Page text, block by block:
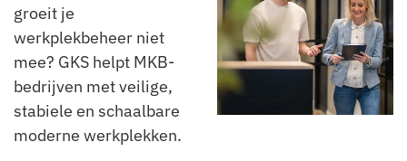
groeit je
werkplekbeheer niet
mee? GKS helpt MKB-
bedrijven met veilige,
stabiele en schaalbare
moderne werkplekken.